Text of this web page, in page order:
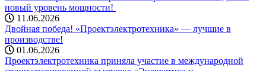
новый уровень мощности! ️
11.06.2026
Двойная победа! «Проектэлектротехника» — лучшие в
производстве!
01.06.2026
Проектэлектротехника приняла участие в международной